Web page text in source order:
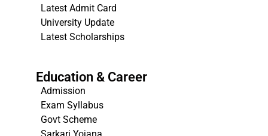
Latest Admit Card
University Update
Latest Scholarships
Education & Career
Admission
Exam Syllabus
Govt Scheme